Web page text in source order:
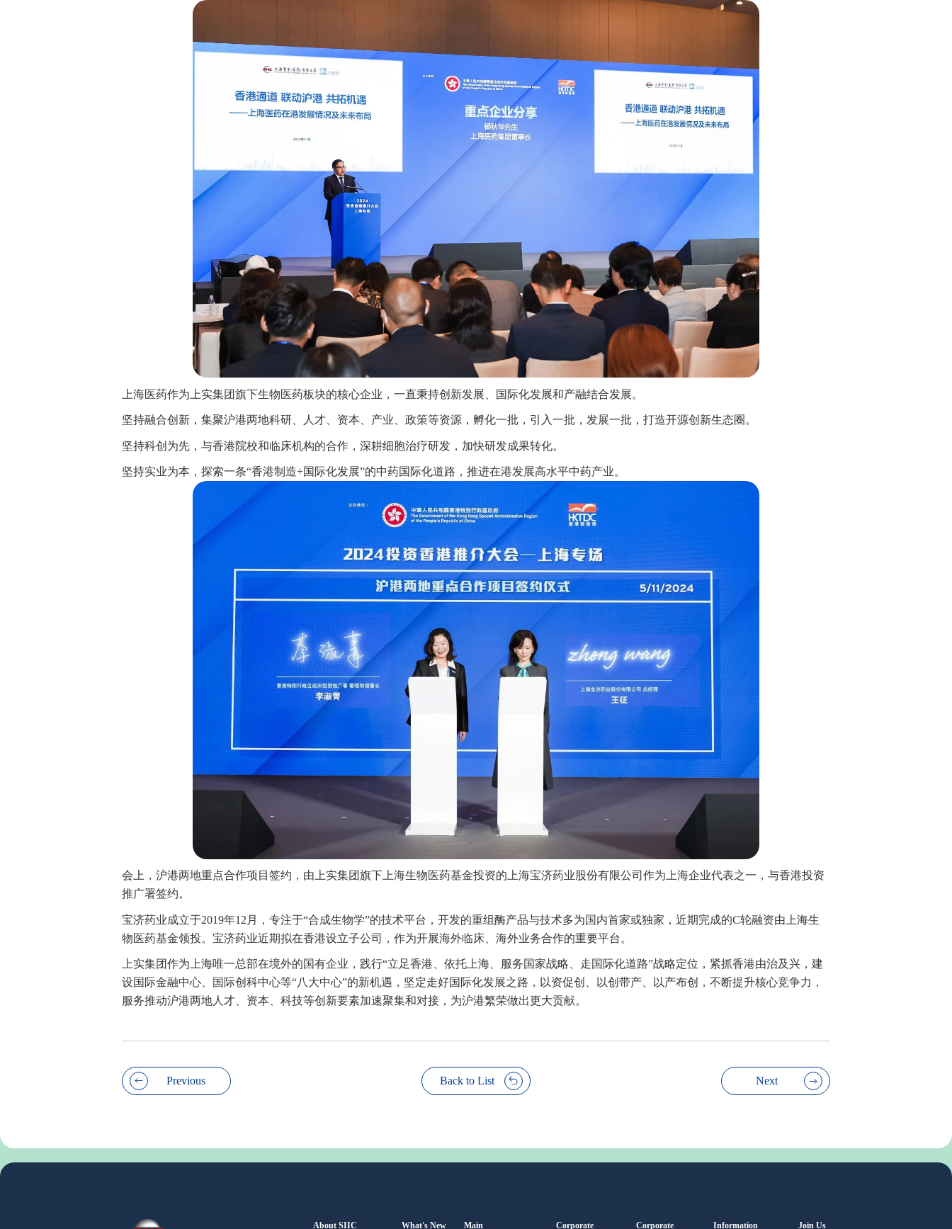
上海医药作为上实集团旗下生物医药板块的核心企业，一直秉持创新发展、国际化发展和产融结合发展。
坚持融合创新，集聚沪港两地科研、人才、资本、产业、政策等资源，孵化一批，引入一批，发展一批，打造开源创新生态圈。
坚持科创为先，与香港院校和临床机构的合作，深耕细胞治疗研发，加快研发成果转化。
坚持实业为本，探索一条“香港制造+国际化发展”的中药国际化道路，推进在港发展高水平中药产业。
会上，沪港两地重点合作项目签约，由上实集团旗下上海生物医药基金投资的上海宝济药业股份有限公司作为上海企业代表之一，与香港投资
推广署签约。
宝济药业成立于2019年12月，专注于“合成生物学”的技术平台，开发的重组酶产品与技术多为国内首家或独家 ，近期完成的C轮融资由上海生
物医药基金领投。宝济药业近期拟在香港设立子公司，作为开展海外临床、海外业务合作的重要平台。
上实集团作为上海唯一总部在境外的国有企业，践行“立足香港、依托上海、服务国家战略、走国际化道路”战略定位，紧抓香港由治及兴，建
设国际金融中心、国际创科中心等“八大中心”的新机遇，坚定走好国际化发展之路，以资促创、以创带产、以产布创，不断提升核心竞争力，
服务推动沪港两地人才、资本、科技等创新要素加速聚集和对接，为沪港繁荣做出更大贡献。
Previous Back to List Next
About SIIC What's New Main Corporate Corporate Information Join Us